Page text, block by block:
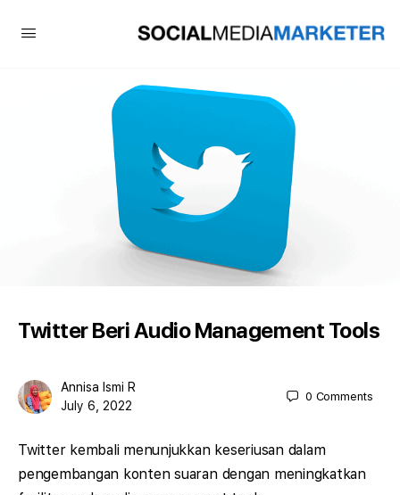
Twitter Beri Audio Management Tools
Annisa Ismi R
July 6, 2022
0 Comments
Twitter kembali menunjukkan keseriusan dalam
pengembangan konten suaran dengan meningkatkan